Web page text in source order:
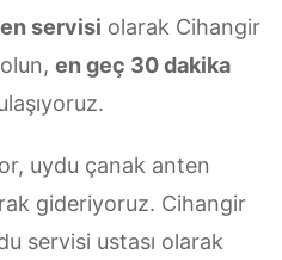
servisi olarak Cihangir
en geç 30 dakika
uydu çanak anten
gideriyoruz. Cihangir
servisi ustası olarak